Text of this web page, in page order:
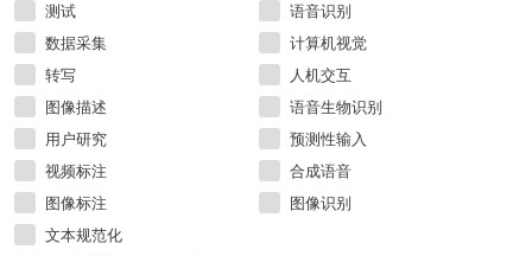
测试
数据采集
转写
图像描述
用户研究
视频标注
图像标注
文本规范化
语音识别
计算机视觉
人机交互
语音生物识别
预测性输入
合成语音
图像识别